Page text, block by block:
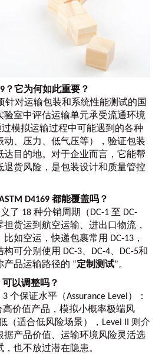
？它为何如此重要？
针对运输包装和系统性能测试的国
验室中评估运输单元承受流通环境
模拟运输过程中可能遇到的各种
动、压力、低气压等），验证包装
达目的地。对于企业而言，它能帮
退货风险，是包装设计和质量管控
D4169 都能覆盖吗？
了 18 种分销周期（DC-1 至 DC-
货运到航空运输、进出口物流，
如空运，快递包裹常用 DC-13，
可分别使用 DC-3、DC-4、DC-5和
产品运输路径的 “定制测试”。
可以调整吗？
个保证水平（Assurance Level）：
高价值产品，模拟小概率极端风
（适合低风险场景），Level II 则介
据产品价值、运输环境风险灵活选
也不放过潜在隐患。